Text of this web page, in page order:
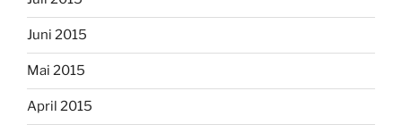
Juni 2015
Mai 2015
April 2015